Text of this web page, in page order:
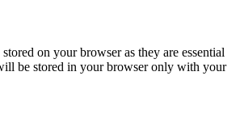
on your browser as they are essential
be stored in your browser only with your